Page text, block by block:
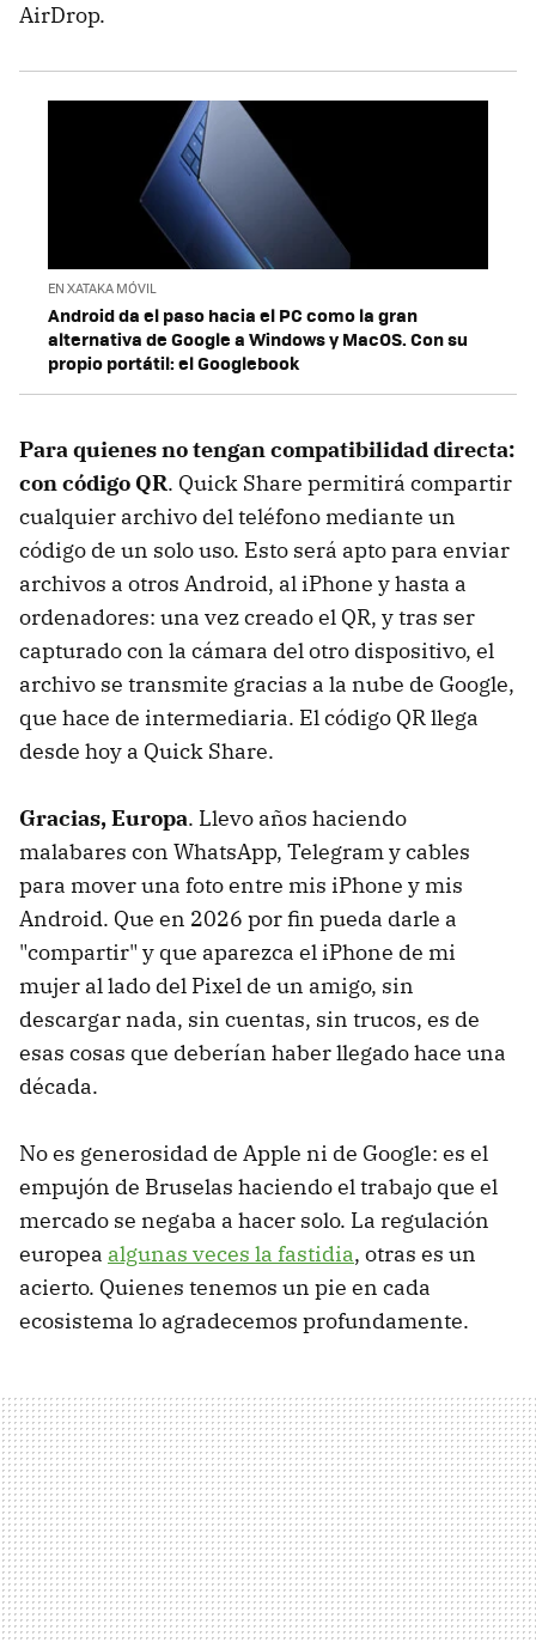
AirDrop.
EN XATAKA MÓVIL
Android da el paso hacia el PC como la gran
alternativa de Google a Windows y MacOS. Con su
propio portátil: el Googlebook
Para quienes no tengan compatibilidad directa:
con código QR. Quick Share permitirá compartir
cualquier archivo del teléfono mediante un
código de un solo uso. Esto será apto para enviar
archivos a otros Android, al iPhone y hasta a
ordenadores: una vez creado el QR, y tras ser
capturado con la cámara del otro dispositivo, el
archivo se transmite gracias a la nube de Google,
que hace de intermediaria. El código QR llega
desde hoy a Quick Share.
Gracias, Europa. Llevo años haciendo
malabares con WhatsApp, Telegram y cables
para mover una foto entre mis iPhone y mis
Android. Que en 2026 por fin pueda darle a
"compartir" y que aparezca el iPhone de mi
mujer al lado del Pixel de un amigo, sin
descargar nada, sin cuentas, sin trucos, es de
esas cosas que deberían haber llegado hace una
década.
No es generosidad de Apple ni de Google: es el
empujón de Bruselas haciendo el trabajo que el
mercado se negaba a hacer solo. La regulación
europea algunas veces la fastidia, otras es un
acierto. Quienes tenemos un pie en cada
ecosistema lo agradecemos profundamente.